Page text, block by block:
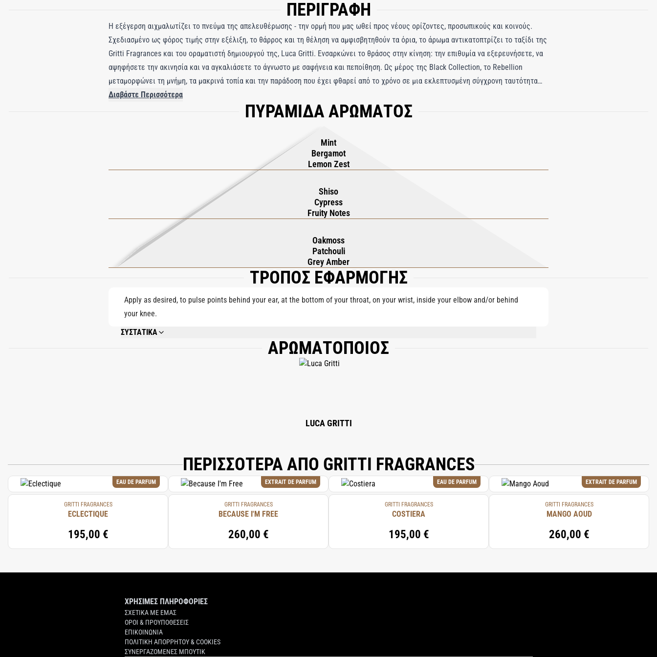
ΠΕΡΙΓΡΑΦΗ
Η εξέγερση αιχμαλωτίζει το πνεύμα της απελευθέρωσης - την ορμή που μας ωθεί προς νέους ορίζοντες, προσωπικούς και κοινούς.
Σχεδιασμένο ως φόρος τιμής στην εξέλιξη, το θάρρος και τη θέληση να αμφισβητηθούν τα όρια, το άρωμα αντικατοπτρίζει το ταξίδι της
Gritti Fragrances και του οραματιστή δημιουργού της, Luca Gritti. Ενσαρκώνει το θράσος στην κίνηση: την επιθυμία να εξερευνήσετε, να
αψηφήσετε την ακινησία και να αγκαλιάσετε το άγνωστο με σαφήνεια και πεποίθηση. Ως μέρος της Black Collection, το Rebellion
μεταμορφώνει τη μνήμη, τα μακρινά τοπία και την παράδοση που έχει φθαρεί από το χρόνο σε μια εκλεπτυσμένη σύγχρονη ταυτότητα
που χαρακτηρίζεται από ένταση και σκοπό. Η σύνθεση ανοίγει με μια ηλεκτρική έκρηξη από μέντα, περγαμόντο και ξύσμα λεμονιού -
φωτεινή, αναζωογονητική και άμεση. Αυτή η ενέργεια ρέει σε μια αρωματική-φρουτώδη καρδιά, όπου το κυπαρίσσι χαρίζει έντονη
αντίθεση γείωσης: ο βαθύς, γήινος πλούτος του πατσουλί συνυφασμένος με βρύα δρυός και την ορυκτή λάμψη του γκρίζου
κεχριμπαριού. Σκοτεινό και φωτεινό ταυτόχρονα, το Rebellion αντανακλά την αλήθεια ότι όσο πιο βαθιά είναι η νύχτα, τόσο πιο λαμπρά
Διαβάστε Περισσότερα
ΠΥΡΑΜΙΔΑ ΑΡΩΜΑΤΟΣ
Mint
Bergamot
Lemon Zest
Shiso
Cypress
Fruity Notes
Oakmoss
Patchouli
Grey Amber
ΤΡΟΠΟΣ ΕΦΑΡΜΟΓΗΣ
Apply as desired, to pulse points behind your ear, at the bottom of your throat, on your wrist, inside your elbow and/or behind
your knee.
ΣΥΣΤΑΤΙΚΑ
ALCOHOL DENAT., PARFUM (FRAGRANCE), LIMONENE, ALPHA-ISOMETHYL IONONE, CITRAL, CITRONELLOL, COUMARIN, GERANIOL, LINALOOL. 80% VOL
ΑΡΩΜΑΤΟΠΟΙΟΣ
LUCA GRITTI
ΠΕΡΙΣΣΟΤΕΡΑ ΑΠΟ GRITTI FRAGRANCES
EAU DE PARFUM
GRITTI FRAGRANCES
ECLECTIQUE
195,00 €
EXTRAIT DE PARFUM
GRITTI FRAGRANCES
BECAUSE I'M FREE
260,00 €
EAU DE PARFUM
GRITTI FRAGRANCES
COSTIERA
195,00 €
EXTRAIT DE PARFUM
GRITTI FRAGRANCES
MANGO AOUD
260,00 €
ΧΡΗΣΙΜΕΣ ΠΛΗΡΟΦΟΡΙΕΣ
ΣΧΕΤΙΚΑ ΜΕ ΕΜΑΣ
ΟΡΟΙ & ΠΡΟΥΠΟΘΕΣΕΙΣ
ΕΠΙΚΟΙΝΩΝΙΑ
ΠΟΛΙΤΙΚΗ ΑΠΟΡΡΗΤΟΥ & COOKIES
ΣΥΝΕΡΓΑΖΟΜΕΝΕΣ ΜΠΟΥΤΙΚ